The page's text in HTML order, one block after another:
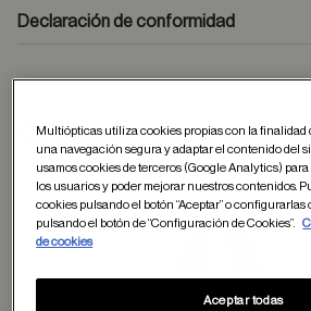
Declaración de conformidad
Otros usuarios tambien
Multiópticas utiliza cookies propias con la finalidad
una navegación segura y adaptar el contenido del
usamos cookies de terceros (Google Analytics)
los usuarios y poder mejorar nuestros contenidos.
cookies pulsando el botón “Aceptar” o configurarlas
pulsando el botón de “Configuración de Cookies”.
de cookies
Aceptar todas